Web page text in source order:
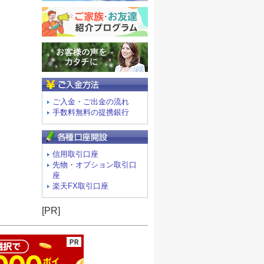
ご入金・ご出金の流れ
手数料無料の提携銀行
信用取引口座
先物・オプション取引口
座
楽天FX取引口座
[PR]